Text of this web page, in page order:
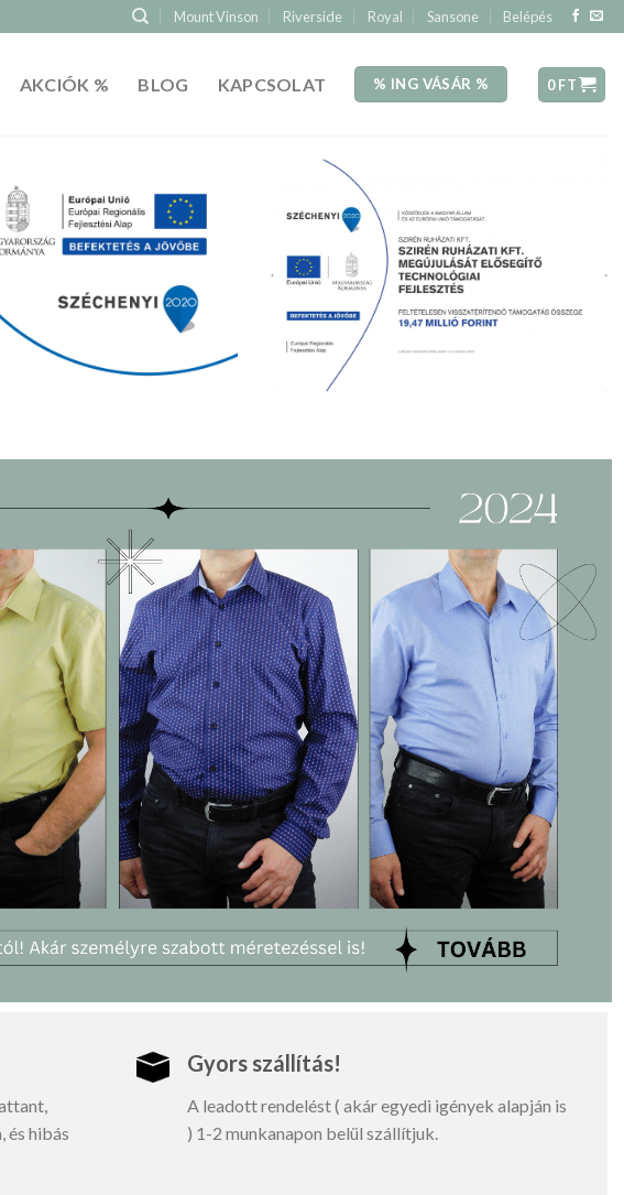
Mount Vinson Riverside Royal Sansone Belépés
AKCIÓK % BLOG KAPCSOLAT % ING VÁSÁR % 0FT
és hibás
Gyors szállítás!
A leadott rendelést ( akár egyedi igények alapján is
) 1-2 munkanapon belül szállítjuk.